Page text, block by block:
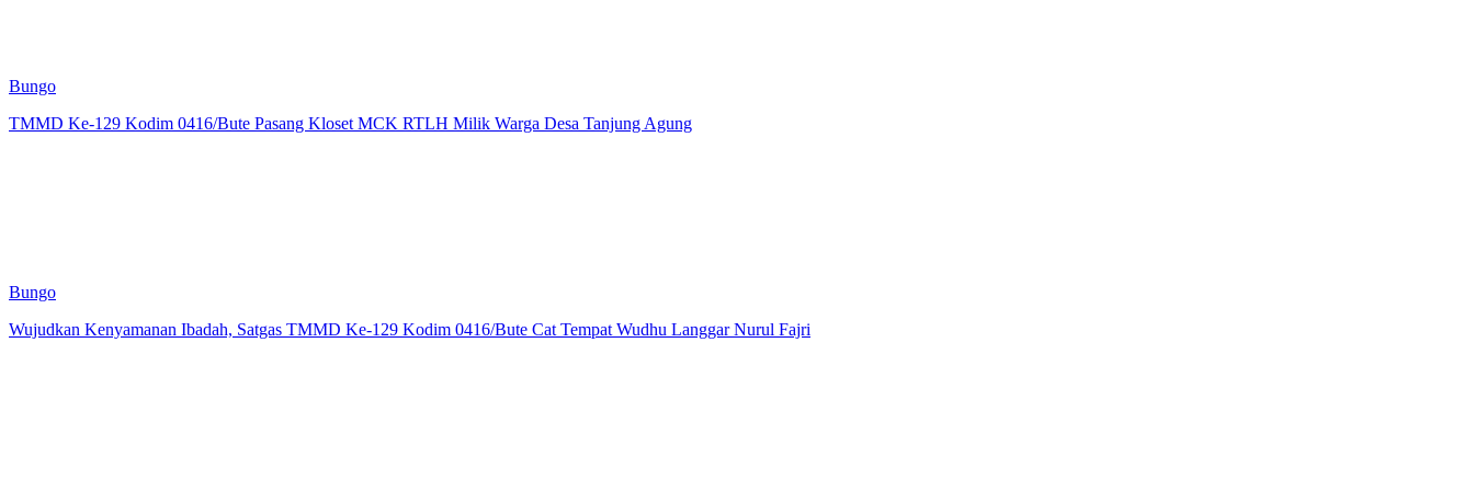
Bungo
TMMD Ke-129 Kodim 0416/Bute Pasang Kloset MCK RTLH Milik Warga Desa Tanjung Agung
Bungo
Wujudkan Kenyamanan Ibadah, Satgas TMMD Ke-129 Kodim 0416/Bute Cat Tempat Wudhu Langgar Nurul Fajri